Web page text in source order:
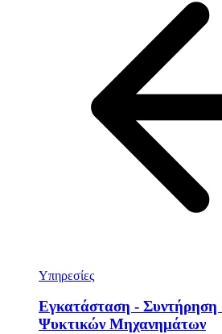
Υπηρεσίες
Εγκατάσταση - Συντήρηση
Ψυκτικών Μηχανημάτων